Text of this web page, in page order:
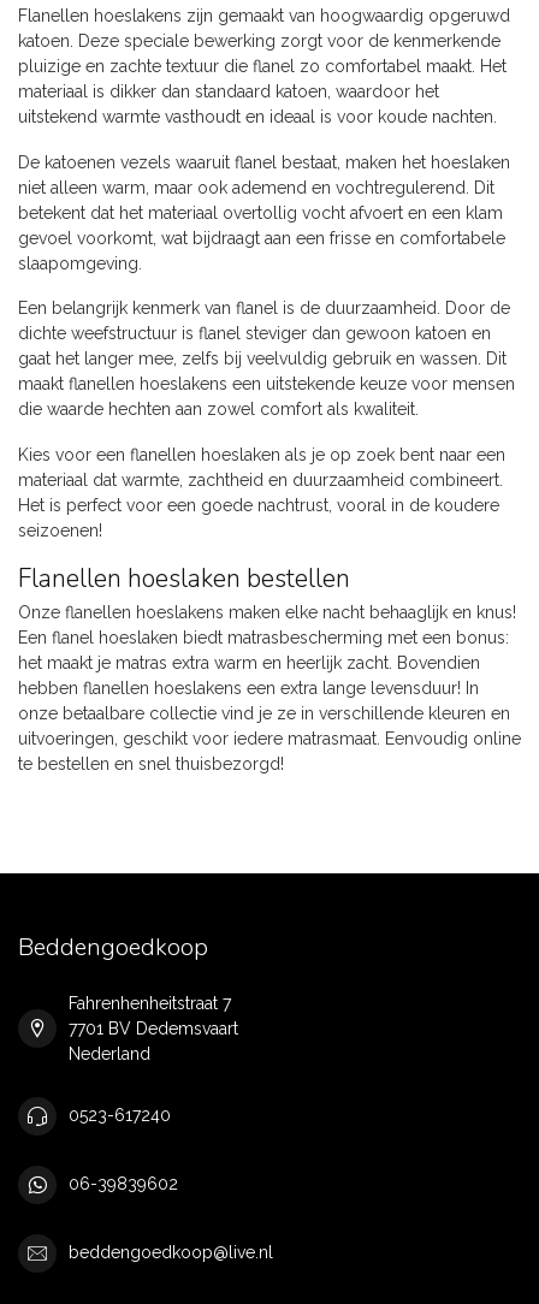
Flanellen hoeslakens zijn gemaakt van hoogwaardig opgeruwd
katoen. Deze speciale bewerking zorgt voor de kenmerkende
pluizige en zachte textuur die flanel zo comfortabel maakt. Het
materiaal is dikker dan standaard katoen, waardoor het
uitstekend warmte vasthoudt en ideaal is voor koude nachten.
De katoenen vezels waaruit flanel bestaat, maken het hoeslaken
niet alleen warm, maar ook ademend en vochtregulerend. Dit
betekent dat het materiaal overtollig vocht afvoert en een klam
gevoel voorkomt, wat bijdraagt aan een frisse en comfortabele
slaapomgeving.
Een belangrijk kenmerk van flanel is de duurzaamheid. Door de
dichte weefstructuur is flanel steviger dan gewoon katoen en
gaat het langer mee, zelfs bij veelvuldig gebruik en wassen. Dit
maakt flanellen hoeslakens een uitstekende keuze voor mensen
die waarde hechten aan zowel comfort als kwaliteit.
Kies voor een flanellen hoeslaken als je op zoek bent naar een
materiaal dat warmte, zachtheid en duurzaamheid combineert.
Het is perfect voor een goede nachtrust, vooral in de koudere
seizoenen!
Flanellen hoeslaken bestellen
Onze flanellen hoeslakens maken elke nacht behaaglijk en knus!
Een flanel hoeslaken biedt matrasbescherming met een bonus:
het maakt je matras extra warm en heerlijk zacht. Bovendien
hebben flanellen hoeslakens een extra lange levensduur! In
onze betaalbare collectie vind je ze in verschillende kleuren en
uitvoeringen, geschikt voor iedere matrasmaat. Eenvoudig online
te bestellen en snel thuisbezorgd!
Beddengoedkoop
Fahrenhenheitstraat 7
7701 BV Dedemsvaart
Nederland
0523-617240
06-39839602
beddengoedkoop@live.nl